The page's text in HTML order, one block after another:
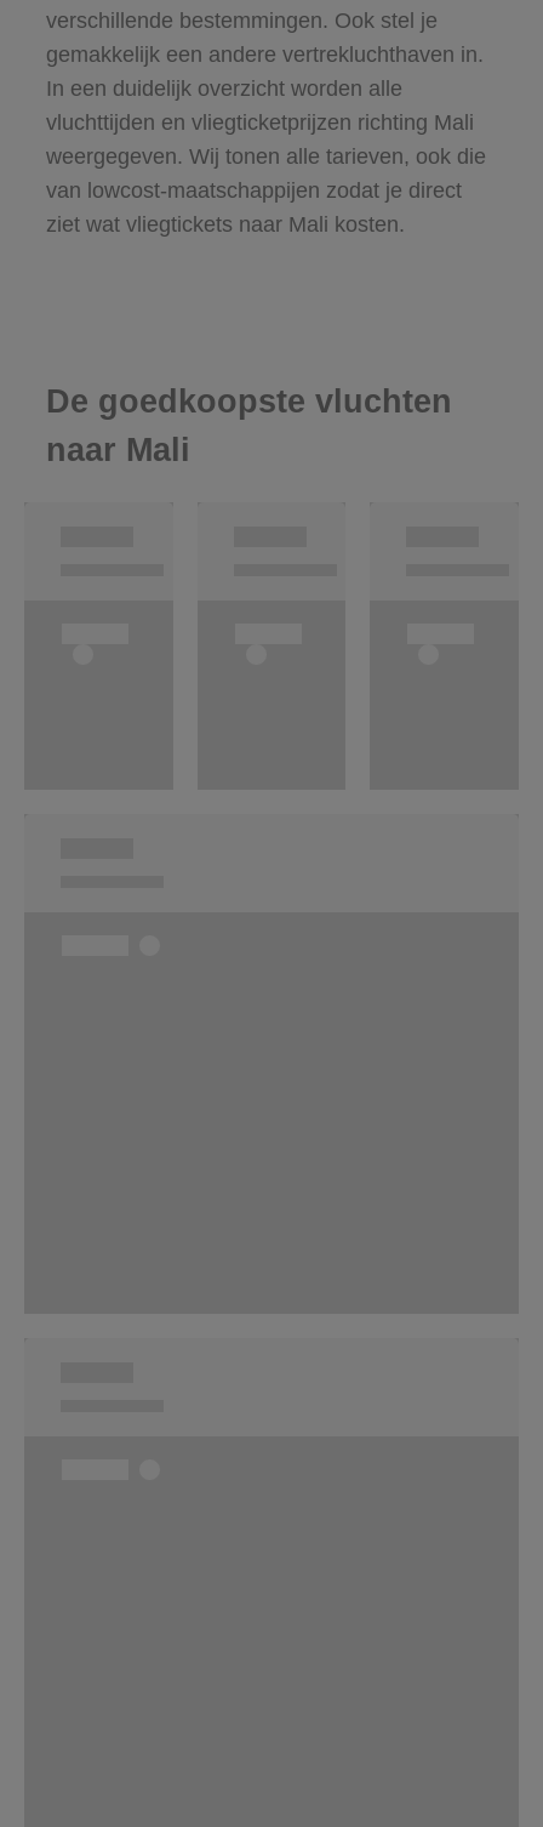
verschillende bestemmingen. Ook stel je
gemakkelijk een andere vertrekluchthaven in.
In een duidelijk overzicht worden alle
vluchttijden en vliegticketprijzen richting Mali
weergegeven. Wij tonen alle tarieven, ook die
van lowcost-maatschappijen zodat je direct
ziet wat vliegtickets naar Mali kosten.
De goedkoopste vluchten
naar Mali